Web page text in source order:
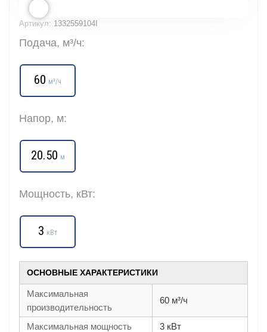
Артикул: 1332559104I
Подача, м³/ч:
60 м³/ч
Напор, м:
20.50 м
Мощность, кВт:
3 кВт
ОСНОВНЫЕ ХАРАКТЕРИСТИКИ
Максимальная
производительность
60 м³/ч
Максимальная мощность
3 кВт